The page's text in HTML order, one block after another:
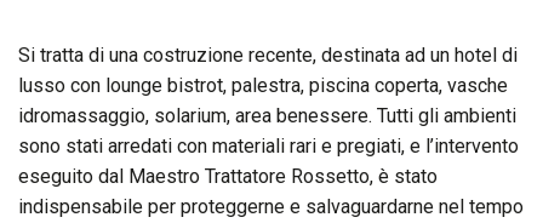
Si tratta di una costruzione recente, destinata ad un hotel di
lusso con lounge bistrot, palestra, piscina coperta, vasche
idromassaggio, solarium, area benessere. Tutti gli ambienti
sono stati arredati con materiali rari e pregiati, e l’intervento
eseguito dal Maestro Trattatore Rossetto, è stato
indispensabile per proteggerne e salvaguardarne nel tempo